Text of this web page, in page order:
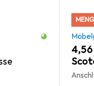
EUR
4,56